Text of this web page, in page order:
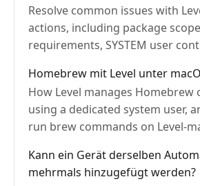
Resolve common issues with
actions, including package scope
requirements, SYSTEM user
Homebrew mit Level unter
How Level manages Homebrew
using a dedicated system user,
run brew commands on Level-
Kann ein Gerät derselben
mehrmals hinzugefügt werden?